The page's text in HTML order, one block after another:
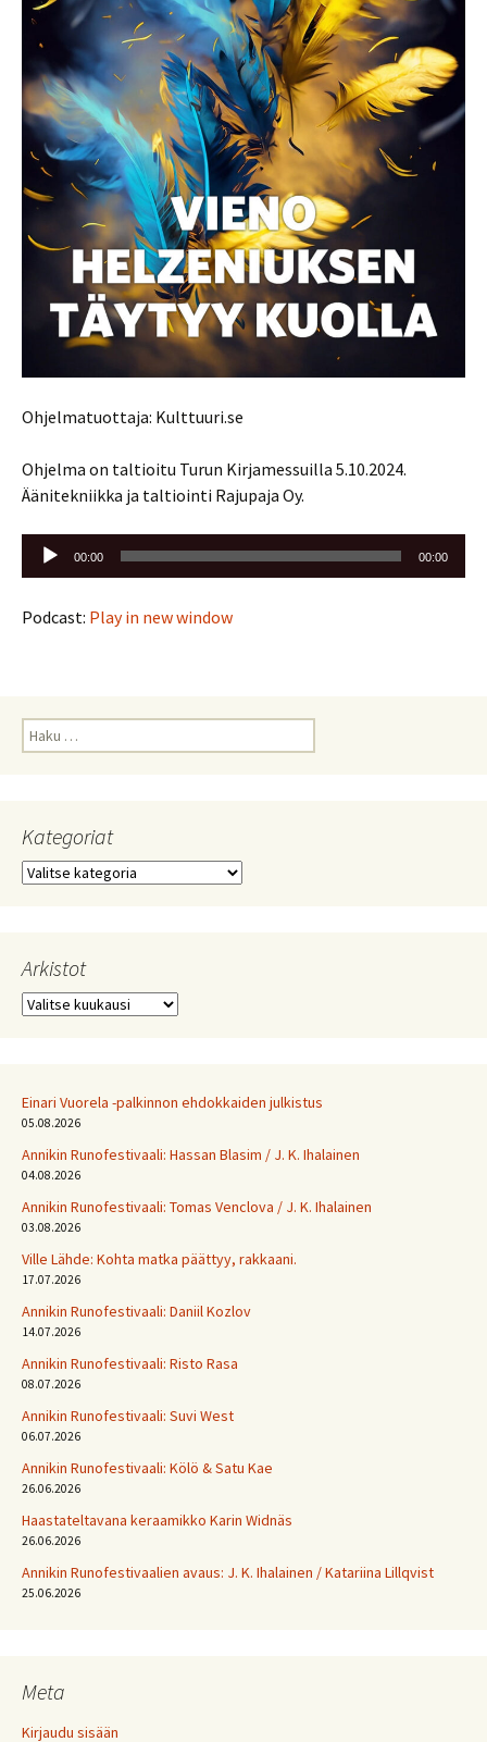
Ohjelmatuottaja: Kulttuuri.se
Ohjelma on taltioitu Turun Kirjamessuilla 5.10.2024.
Äänitekniikka ja taltiointi Rajupaja Oy.
Äänitoistin
00:00 00:00
Podcast: Play in new window
Haku:
Kategoriat
Kategoriat
Arkistot
Arkistot
Einari Vuorela -palkinnon ehdokkaiden julkistus
05.08.2026
Annikin Runofestivaali: Has­san Bla­sim / J. K. Ihalainen
04.08.2026
Annikin Runofestivaali: Tomas Venclova / J. K. Ihalainen
03.08.2026
Ville Lähde: Kohta matka päättyy, rakkaani.
17.07.2026
Annikin Runofestivaali: Daniil Kozlov
14.07.2026
Annikin Runofestivaali: Risto Rasa
08.07.2026
Annikin Runofestivaali: Suvi West
06.07.2026
Annikin Runofestivaali: Kölö & Satu Kae
26.06.2026
Haastateltavana keraamikko Karin Widnäs
26.06.2026
Annikin Runofestivaalien avaus: J. K. Ihalainen / Katariina Lillqvist
25.06.2026
Meta
Kirjaudu sisään